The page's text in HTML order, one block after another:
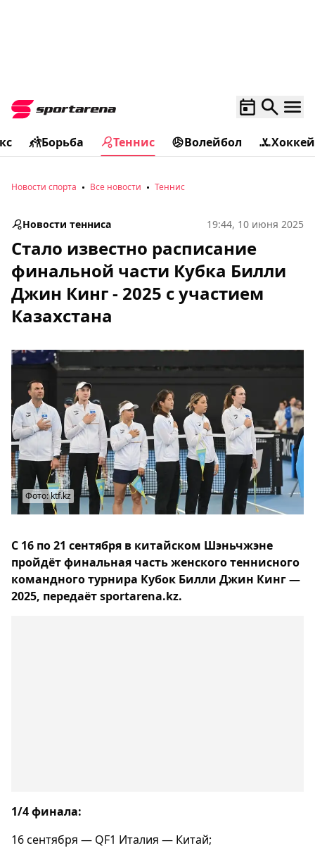
Борьба Теннис Волейбол Хоккей
Новости спорта Все новости Теннис
Новости тенниса 19:44, 10 июня 2025
Стало известно расписание
финальной части Кубка Билли
Джин Кинг - 2025 с участием
Казахстана
Фото: ktf.kz
С 16 по 21 сентября в китайском Шэньчжэне
пройдёт финальная часть женского теннисного
командного турнира Кубок Билли Джин Кинг —
2025, передаёт sportarena.kz.
1/4 финала:
16 сентября — QF1 Италия — Китай;